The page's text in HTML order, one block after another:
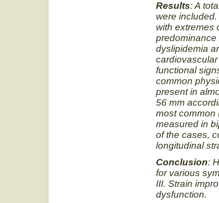
Results: A
were
with extremes
predominance
dyslipidemia
functional
common
present in
56 mm
most common
measured in
of the cases,
longitudinal
Conclusion:
for various
III. Strain
dysfunction.